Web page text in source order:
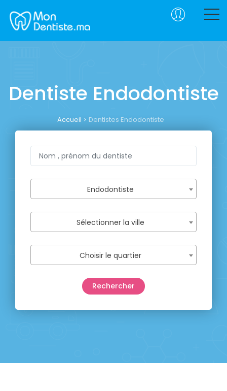
Dentiste Endodontiste
Accueil Dentistes Endodontiste
Endodontiste
Sélectionner la ville
Choisir le quartier